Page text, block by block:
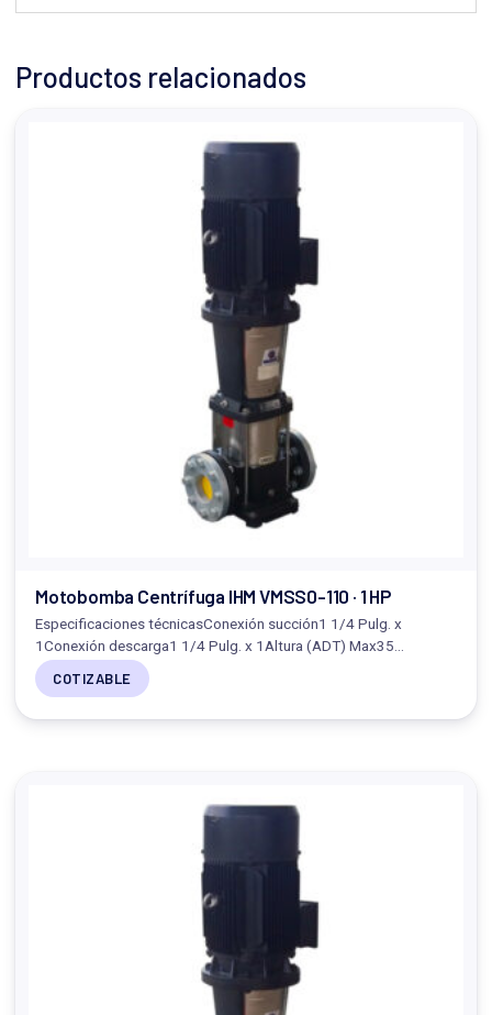
Productos relacionados
Motobomba Centrífuga IHM VMSS0-110 · 1 HP
Especificaciones técnicasConexión succión1 1/4 Pulg. x
1Conexión descarga1 1/4 Pulg. x 1Altura (ADT) Max35…
COTIZABLE